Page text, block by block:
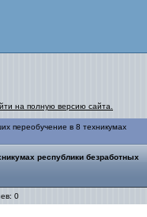
на полную версию сайта.
переобучение в 8 техникумах
республики безработных
0